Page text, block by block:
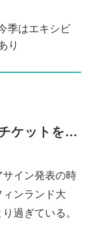
季はエキシビ
り
ケットを…
イン発表の時
ンランド大
過ぎている。